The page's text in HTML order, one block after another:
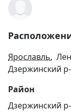
Ярославль,
Дзержинский
Район
Дзержинский